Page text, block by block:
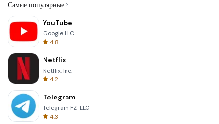
Самые популярные
YouTube
Google LLC
4.8
Netflix
Netflix, Inc.
4.2
Telegram
Telegram FZ-LLC
4.3